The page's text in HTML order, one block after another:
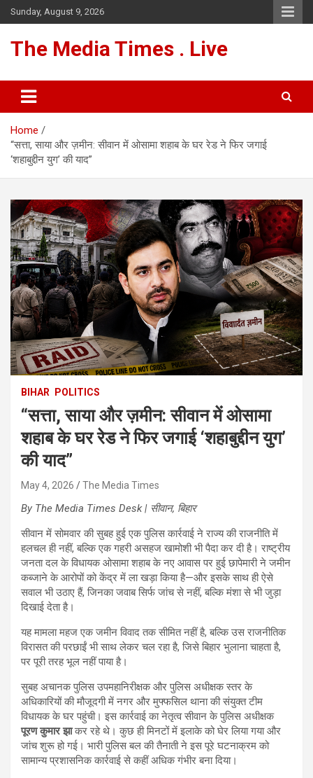
Skip
to
Sunday, August 9, 2026
The Media Times . Live
Home
“सत्ता, साया और ज़मीन: सीवान में ओसामा शहाब के घर रेड ने फिर जगाई
‘शहाबुद्दीन युग’ की याद”
BIHAR POLITICS
“सत्ता, साया और ज़मीन: सीवान में ओसामा
शहाब के घर रेड ने फिर जगाई ‘शहाबुद्दीन युग’
की याद”
May 4, 2026 The Media Times
By The Media Times Desk | सीवान, बिहार
सीवान में सोमवार की सुबह हुई एक पुलिस कार्रवाई ने राज्य की राजनीति में
हलचल ही नहीं, बल्कि एक गहरी असहज खामोशी भी पैदा कर दी है। राष्ट्रीय
जनता दल के विधायक ओसामा शहाब के नए आवास पर हुई छापेमारी ने जमीन
कब्जाने के आरोपों को केंद्र में ला खड़ा किया है—और इसके साथ ही ऐसे
सवाल भी उठाए हैं, जिनका जवाब सिर्फ जांच से नहीं, बल्कि मंशा से भी जुड़ा
दिखाई देता है।
यह मामला महज एक जमीन विवाद तक सीमित नहीं है, बल्कि उस राजनीतिक
विरासत की परछाईं भी साथ लेकर चल रहा है, जिसे बिहार भुलाना चाहता है,
पर पूरी तरह भूल नहीं पाया है।
सुबह अचानक पुलिस उपमहानिरीक्षक और पुलिस अधीक्षक स्तर के
अधिकारियों की मौजूदगी में नगर और मुफ्फसिल थाना की संयुक्त टीम
विधायक के घर पहुंची। इस कार्रवाई का नेतृत्व सीवान के पुलिस अधीक्षक
पूरण कुमार झाकर रहे थे। कुछ ही मिनटों में इलाके को घेर लिया गया और
जांच शुरू हो गई। भारी पुलिस बल की तैनाती ने इस पूरे घटनाक्रम को
सामान्य प्रशासनिक कार्रवाई से कहीं अधिक गंभीर बना दिया।